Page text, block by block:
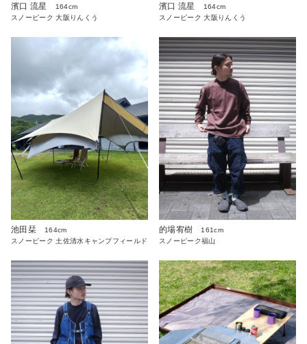
濱口 流星
164cm
スノーピーク 大阪りんくう
濱口 流星
164cm
スノーピーク 大阪りんくう
池田栞
164cm
スノーピーク 土佐清水キャンプフィールド
的場宥樹
161cm
スノーピーク福山